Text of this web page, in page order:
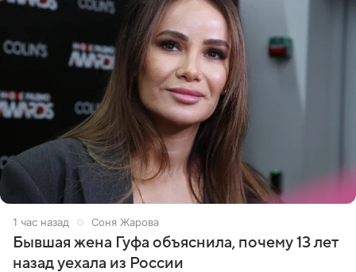
1 час назад Соня Жарова
Бывшая жена Гуфа объяснила, почему 13 лет
назад уехала из России